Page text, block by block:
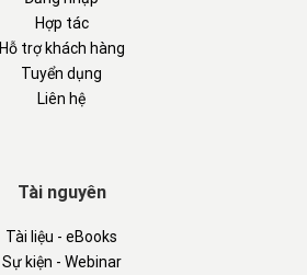
Hợp tác
Hỗ trợ khách hàng
Tuyển dụng
Liên hệ
Tài nguyên
Tài liệu - eBooks
Sự kiện - Webinar